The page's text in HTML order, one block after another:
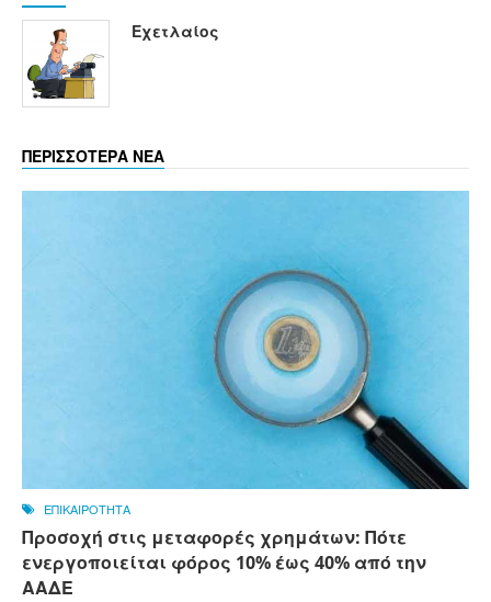
Εχετλαίος
ΠΕΡΙΣΣΟΤΕΡΑ ΝΕΑ
ΕΠΙΚΑΙΡΟΤΗΤΑ
Προσοχή στις μεταφορές χρημάτων: Πότε
ενεργοποιείται φόρος 10% έως 40% από την
ΑΑΔΕ